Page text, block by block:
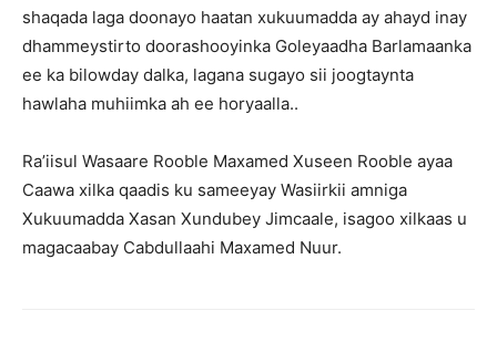
shaqada laga doonayo haatan xukuumadda ay ahayd inay
dhammeystirto doorashooyinka Goleyaadha Barlamaanka
ee ka bilowday dalka, lagana sugayo sii joogtaynta
hawlaha muhiimka ah ee horyaalla..
Ra’iisul Wasaare Rooble Maxamed Xuseen Rooble ayaa
Caawa xilka qaadis ku sameeyay Wasiirkii amniga
Xukuumadda Xasan Xundubey Jimcaale, isagoo xilkaas u
magacaabay Cabdullaahi Maxamed Nuur.